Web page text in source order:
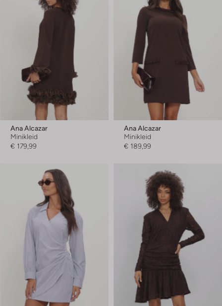
Ana Alcazar
Minikleid
€ 179,99
Ana Alcazar
Minikleid
€ 189,99